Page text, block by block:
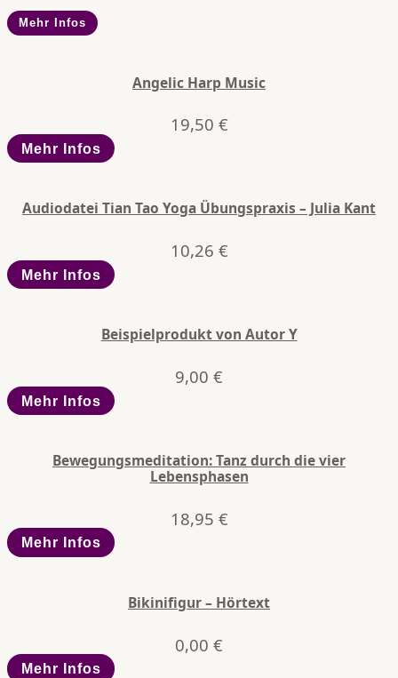
Mehr Infos
Angelic Harp Music
19,50 €
Mehr Infos
Audiodatei Tian Tao Yoga Übungspraxis – Julia Kant
10,26 €
Mehr Infos
Beispielprodukt von Autor Y
9,00 €
Mehr Infos
Bewegungsmeditation: Tanz durch die vier
Lebensphasen
18,95 €
Mehr Infos
Bikinifigur – Hörtext
0,00 €
Mehr Infos